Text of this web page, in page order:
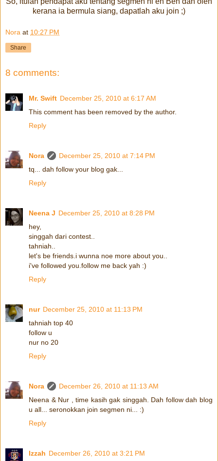
kerana ia bermula siang, dapatlah aku join ;)
Nora at 10:27 PM
Share
8 comments:
Mr. Swift December 25, 2010 at 6:17 AM
This comment has been removed by the author.
Reply
Nora
December 25, 2010 at 7:14 PM
tq... dah follow your blog gak...
Reply
Neena J December 25, 2010 at 8:28 PM
hey,
singgah dari contest..
tahniah..
let's be friends.i wunna noe more about you..
i've followed you.follow me back yah :)
Reply
nur December 25, 2010 at 11:13 PM
tahniah top 40
follow u
nur no 20
Reply
Nora
December 26, 2010 at 11:13 AM
Neena & Nur , time kasih gak singgah. Dah follow dah blog
u all... seronokkan join segmen ni... :)
Reply
Izzah December 26, 2010 at 3:21 PM